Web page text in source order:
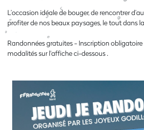
L’occasion idéale de bouger, de rencontrer
profiter de nos beaux paysages, le tout dans
Randonnées gratuites - Inscription obligatoire
modalités sur l'affiche ci-dessous .